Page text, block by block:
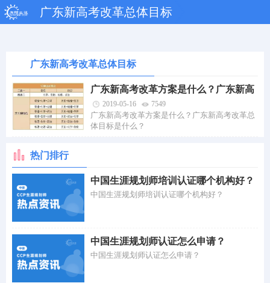
广东新高考改革总体目标
广东新高考改革总体目标
广东新高考改革方案是什么？广东新高
考改革总体目标是什么？
2019-05-16 7549
广东新高考改革方案是什么？广东新高考改革总
体目标是什么？
热门排行
中国生涯规划师培训认证哪个机构好？
中国生涯规划师培训认证哪个机构好？
中国生涯规划师认证怎么申请？
中国生涯规划师认证怎么申请？